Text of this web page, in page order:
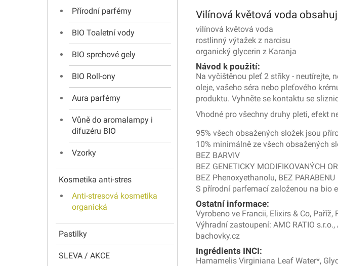
Přírodní parfémy
BIO Toaletní vody
BIO sprchové gely
BIO Roll-ony
Aura parfémy
Vůně do aromalampy i
difuzéru BIO
Vzorky
Kosmetika anti-stres
Anti-stresová kosmetika
organická
Pastilky
SLEVA / AKCE
Vilínová květová voda
vilínová květová voda
rostlinný výtažek z narcisu
organický glycerin z Karanja
Návod k použití:
Na vyčištěnou pleť 2 střiky - neutírejte,
oleje, vašeho séra nebo pleťového
produktu. Vyhněte se kontaktu se
Vhodné pro všechny druhy pleti, efekt
95% všech obsažených složek jsou
10% minimálně ze všech obsažených
BEZ BARVIV
BEZ GENETICKY MODIFIKOVANÝCH
BEZ Phenoxyethanolu, BEZ PARABENU
S přírodní parfemací založenou na bio
Ostatní informace:
Vyrobeno ve Francii, Elixirs & Co, Paříž,
Výhradní zastoupení: AMC RATIO
bachovky.cz
Ingrédients INCI:
Hamamelis Virginiana Leaf Water*,